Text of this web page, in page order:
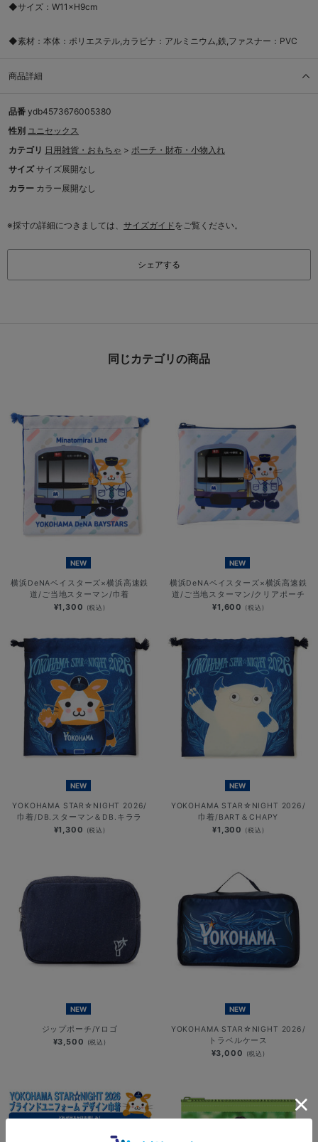
◆サイズ：W11×H9cm
◆素材：本体：ポリエステル,カラビナ：アルミニウム,鉄,ファスナー：PVC
商品詳細
品番 ydb4573676005380
性別 ユニセックス
カテゴリ 日用雑貨・おもちゃ > ポーチ・財布・小物入れ
サイズ サイズ展開なし
カラー カラー展開なし
※採寸の詳細につきましては、 サイズガイドをご覧ください。
シェアする
同じカテゴリの商品
NEW
横浜DeNAベイスターズ×横浜高速鉄
道/ご当地スターマン/巾着
¥1,300 (税込)
NEW
横浜DeNAベイスターズ×横浜高速鉄
道/ご当地スターマン/クリアポーチ
¥1,600 (税込)
NEW
YOKOHAMA STAR☆NIGHT 2026/
巾着/DB.スターマン＆DB.キララ
¥1,300 (税込)
NEW
YOKOHAMA STAR☆NIGHT 2026/
巾着/BART＆CHAPY
¥1,300 (税込)
NEW
ジップポーチ/Yロゴ
¥3,500 (税込)
NEW
YOKOHAMA STAR☆NIGHT 2026/
トラベルケース
¥3,000 (税込)